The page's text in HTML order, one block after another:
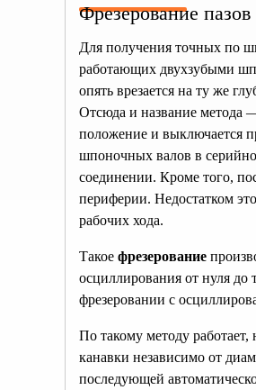
Фрезерование
Для получения точных по
работающих двухзубыми
опять врезается на ту же
Отсюда и название метода
положение и выключается
шпоночных валов в
соединении. Кроме того,
периферии. Недостатком
рабочих хода.
Такое фрезерование
осциллирования от нуля
фрезеровании с
По такому методу
канавки независимо от
последующей